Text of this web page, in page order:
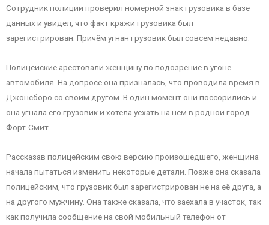
Сотрудник полиции проверил номерной знак грузовика в базе
данных и увидел, что факт кражи грузовика был
зарегистрирован. Причём угнан грузовик был совсем недавно.
Полицейские арестовали женщину по подозрение в угоне
автомобиля. На допросе она призналась, что проводила время в
Джонсборо со своим другом. В один момент они поссорились и
она угнала его грузовик и хотела уехать на нём в родной город
Форт-Смит.
Рассказав полицейским свою версию произошедшего, женщина
начала пытаться изменить некоторые детали. Позже она сказала
полицейским, что грузовик был зарегистрирован не на её друга, а
на другого мужчину. Она также сказала, что заехала в участок, так
как получила сообщение на свой мобильный телефон от